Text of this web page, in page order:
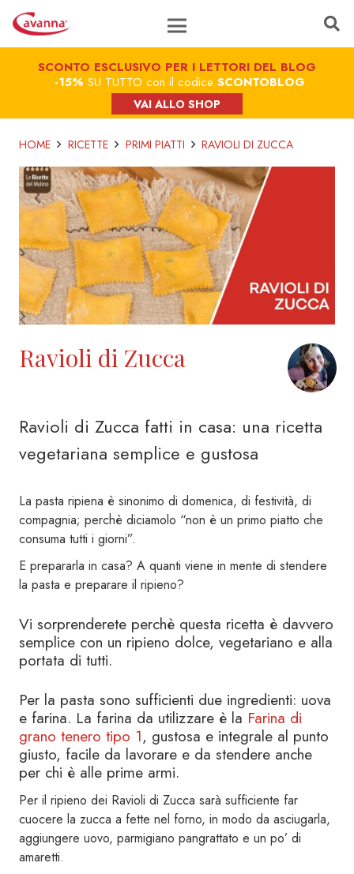
SCONTO ESCLUSIVO PER I LETTORI DEL BLOG
-15% SU TUTTO con il codice SCONTOBLOG
VAI ALLO SHOP
HOME RICETTE PRIMI PIATTI RAVIOLI DI ZUCCA
Ravioli di Zucca
Ravioli di Zucca fatti in casa: una ricetta
vegetariana semplice e gustosa
La pasta ripiena è sinonimo di domenica, di festività, di
compagnia; perchè diciamolo “non è un primo piatto che
consuma tutti i giorni”.
E prepararla in casa? A quanti viene in mente di stendere
la pasta e preparare il ripieno?
Vi sorprenderete perchè questa ricetta è davvero
semplice con un ripieno dolce, vegetariano e alla
portata di tutti.
Per la pasta sono sufficienti due ingredienti: uova
e farina. La farina da utilizzare è la Farina di
grano tenero tipo 1, gustosa e integrale al punto
giusto, facile da lavorare e da stendere anche
per chi è alle prime armi.
Per il ripieno dei Ravioli di Zucca sarà sufficiente far
cuocere la zucca a fette nel forno, in modo da asciugarla,
aggiungere uovo, parmigiano pangrattato e un po’ di
amaretti.